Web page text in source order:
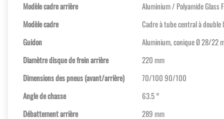
Modèle cadre arrière
Aluminium / Polyamide Glass
Modèle cadre
Cadre à tube central à double
Guidon
Aluminium, conique Ø 28/22
Diamètre disque de frein arrière
220 mm
Dimensions des pneus (avant/arrière)
70/100 90/100
Angle de chasse
63.5 °
Débattement arrière
289 mm